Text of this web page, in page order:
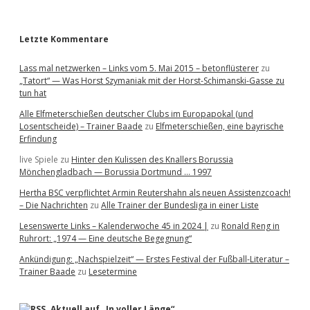
Letzte Kommentare
Lass mal netzwerken – Links vom 5. Mai 2015 – betonflüsterer zu
„Tatort“ — Was Horst Szymaniak mit der Horst-Schimanski-Gasse zu
tun hat
Alle Elfmeterschießen deutscher Clubs im Europapokal (und
Losentscheide) – Trainer Baade zu Elfmeterschießen, eine bayrische
Erfindung
live Spiele zu Hinter den Kulissen des Knallers Borussia
Mönchengladbach — Borussia Dortmund … 1997
Hertha BSC verpflichtet Armin Reutershahn als neuen Assistenzcoach!
– Die Nachrichten zu Alle Trainer der Bundesliga in einer Liste
Lesenswerte Links – Kalenderwoche 45 in 2024 | zu Ronald Reng in
Ruhrort: „1974 — Eine deutsche Begegnung“
Ankündigung: „Nachspielzeit“ — Erstes Festival der Fußball-Literatur –
Trainer Baade zu Lesetermine